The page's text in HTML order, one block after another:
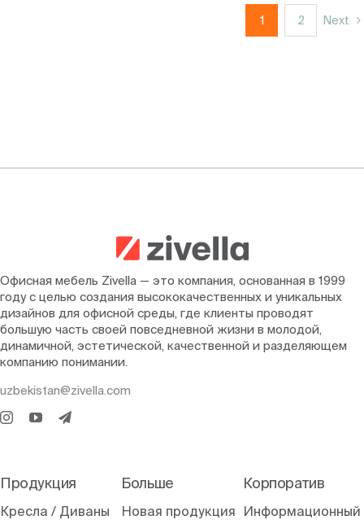
1 2 Next
Офисная мебель Zivella — это компания, основанная в 1999
году с целью создания высококачественных и уникальных
дизайнов для офисной среды, где клиенты проводят
большую часть своей повседневной жизни в молодой,
динамичной, эстетической, качественной и разделяющем
компанию понимании.
uzbekistan@zivella.com
Продукция
Кресла / Диваны
Больше
Новая продукция
Корпоратив
Информационный